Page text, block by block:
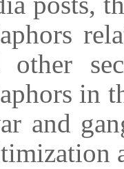
other
in
and